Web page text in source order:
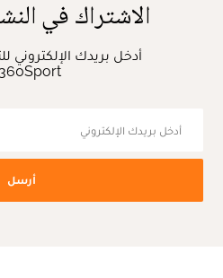
الاشتراك في
أدخل بريدك الإلكتروني
أرسل